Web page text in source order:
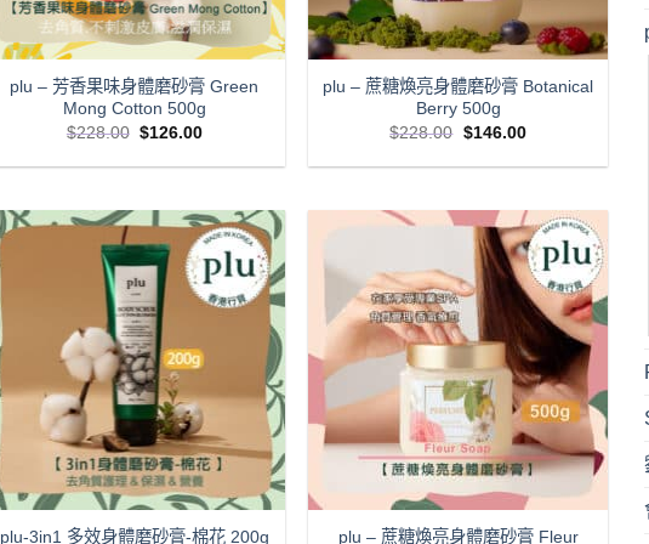
plu – 芳香果味身體磨砂膏 Green
Mong Cotton 500g
$228.00 Original
was:
$126.00Current
is:
plu – 蔗糖煥亮身體磨砂膏 Botanical
Berry 500g
$228.00 Original
was:
$146.00Current
is:
plu-3in1 多效身體磨砂膏-棉花 200g plu – 蔗糖煥亮身體磨砂膏 Fleur